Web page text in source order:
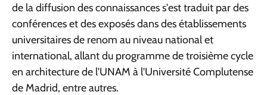
de la diffusion des connaissances s'est traduit par des
conférences et des exposés dans des établissements
universitaires de renom au niveau national et
international, allant du programme de troisième cycle
en architecture de l'UNAM à l'Université Complutense
de Madrid, entre autres.